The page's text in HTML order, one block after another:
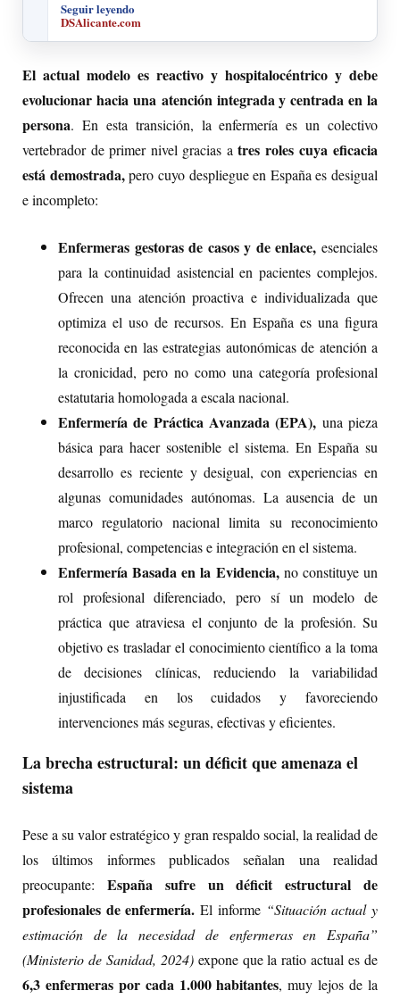
Seguir leyendo
DSAlicante.com
El actual modelo es reactivo y hospitalocéntrico y debe
evolucionar hacia una atención integrada y centrada en la
persona. En esta transición, la enfermería es un colectivo
vertebrador de primer nivel gracias atres roles cuya eficacia
está demostrada,pero cuyo despliegue en España es desigual
e incompleto:
Enfermeras gestoras de casos y de enlace, esenciales
para la continuidad asistencial en pacientes complejos.
Ofrecen una atención proactiva e individualizada que
optimiza el uso de recursos. En España es una figura
reconocida en las estrategias autonómicas de atención a
la cronicidad, pero no como una categoría profesional
estatutaria homologada a escala nacional.
Enfermería de Práctica Avanzada (EPA), una pieza
básica para hacer sostenible el sistema. En España su
desarrollo es reciente y desigual, con experiencias en
algunas comunidades autónomas. La ausencia de un
marco regulatorio nacionallimita su reconocimiento
profesional, competencias e integración en el sistema.
Enfermería Basada en la Evidencia, no constituye un
rol profesional diferenciado, pero sí un modelo de
práctica que atraviesa el conjunto de la profesión. Su
objetivo es trasladar el conocimiento científico a la toma
de decisiones clínicas, reduciendo la variabilidad
injustificada en los cuidados y favoreciendo
intervenciones más seguras, efectivas y eficientes.
La brecha estructural: un déficit que amenaza el
sistema
Pese a su valor estratégico y gran respaldo social, la realidad de
los últimos informes publicados señalan una realidad
preocupante: España sufre un déficit estructural de
profesionales de enfermería.El informe “Situación actual y
estimación de la necesidad de enfermeras en España”
(Ministerio de Sanidad, 2024) expone que la ratio actual es de
6,3 enfermeras por cada 1.000 habitantes, muy lejos de la